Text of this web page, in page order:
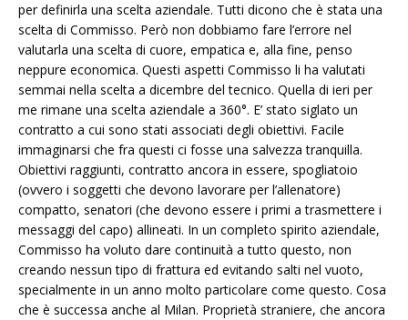
per definirla una scelta aziendale. Tutti dicono che è stata una
scelta di Commisso. Però non dobbiamo fare l’errore nel
valutarla una scelta di cuore, empatica e, alla fine, penso
neppure economica. Questi aspetti Commisso li ha valutati
semmai nella scelta a dicembre del tecnico. Quella di ieri per
me rimane una scelta aziendale a 360°. E’ stato siglato un
contratto a cui sono stati associati degli obiettivi. Facile
immaginarsi che fra questi ci fosse una salvezza tranquilla.
Obiettivi raggiunti, contratto ancora in essere, spogliatoio
(ovvero i soggetti che devono lavorare per l’allenatore)
compatto, senatori (che devono essere i primi a trasmettere i
messaggi del capo) allineati. In un completo spirito aziendale,
Commisso ha voluto dare continuità a tutto questo, non
creando nessun tipo di frattura ed evitando salti nel vuoto,
specialmente in un anno molto particolare come questo. Cosa
che è successa anche al Milan. Proprietà straniere, che ancora